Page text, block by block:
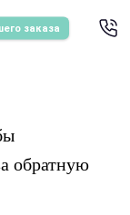
заказа
обратную